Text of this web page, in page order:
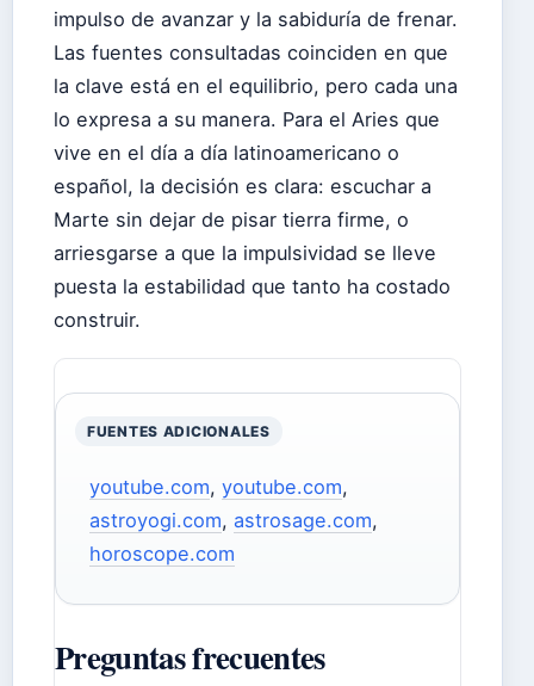
impulso de avanzar y la sabiduría de frenar.
Las fuentes consultadas coinciden en que
la clave está en el equilibrio, pero cada una
lo expresa a su manera. Para el Aries que
vive en el día a día latinoamericano o
español, la decisión es clara: escuchar a
Marte sin dejar de pisar tierra firme, o
arriesgarse a que la impulsividad se lleve
puesta la estabilidad que tanto ha costado
construir.
FUENTES ADICIONALES
youtube.com,youtube.com,
astroyogi.com,astrosage.com,
horoscope.com
Preguntas frecuentes